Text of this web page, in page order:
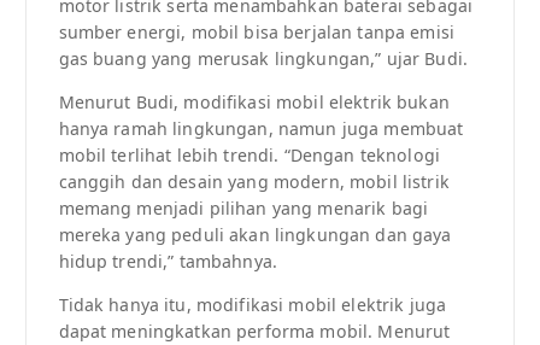
motor listrik serta menambahkan baterai sebagai
sumber energi, mobil bisa berjalan tanpa emisi
gas buang yang merusak lingkungan,” ujar Budi.
Menurut Budi, modifikasi mobil elektrik bukan
hanya ramah lingkungan, namun juga membuat
mobil terlihat lebih trendi. “Dengan teknologi
canggih dan desain yang modern, mobil listrik
memang menjadi pilihan yang menarik bagi
mereka yang peduli akan lingkungan dan gaya
hidup trendi,” tambahnya.
Tidak hanya itu, modifikasi mobil elektrik juga
dapat meningkatkan performa mobil. Menurut